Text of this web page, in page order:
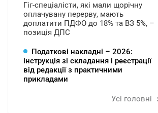
Гіг-спеціалісти, які мали щорічну
оплачувану перерву, мають
доплатити ПДФО до 18% та ВЗ 5%, –
позиція ДПС
Податкові накладні – 2026:
інструкція зі складання і реєстрації
від редакції з практичними
прикладами
Усі головні